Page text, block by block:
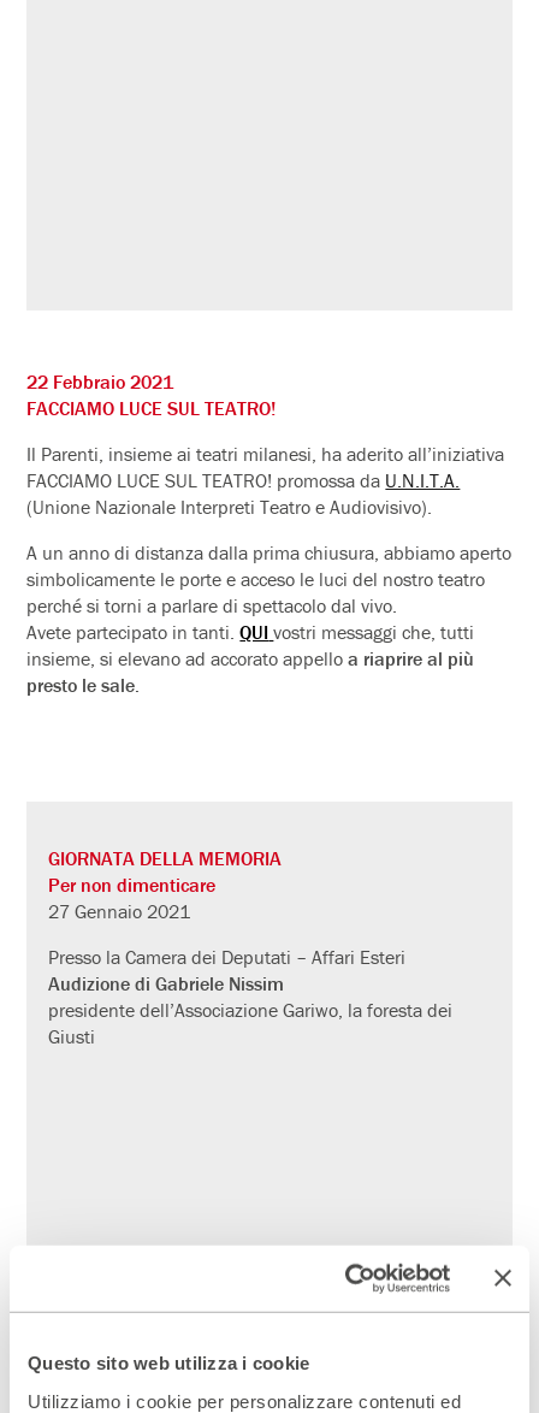
Questo sito web utilizza i cookie
Utilizziamo i cookie per personalizzare contenuti ed
22 Febbraio 2021
FACCIAMO LUCE SUL TEATRO!
Il Parenti, insieme ai teatri milanesi, ha aderito all’iniziativa
FACCIAMO LUCE SUL TEATRO! promossa da U.N.I.T.A.
(Unione Nazionale Interpreti Teatro e Audiovisivo).
A un anno di distanza dalla prima chiusura, abbiamo aperto
simbolicamente le porte e acceso le luci del nostro teatro
perché si torni a parlare di spettacolo dal vivo.
Avete partecipato in tanti.QUI vostri messaggi che, tutti
insieme, si elevano ad accorato appelloa riaprire al più
presto le sale.
GIORNATA DELLA MEMORIA
Per non dimenticare
27 Gennaio 2021
Presso la Camera dei Deputati – Affari Esteri
Audizione di Gabriele Nissim
presidente dell’Associazione Gariwo, la foresta dei
Giusti
volta dal giurista ebreo polacco Raphael Lemkin in
quanto “minaccia che riguardava l’umanità intera,